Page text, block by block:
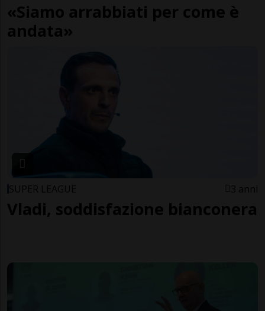
«Siamo arrabbiati per come è
andata»
SUPER LEAGUE 3 anni
Vladi, soddisfazione bianconera